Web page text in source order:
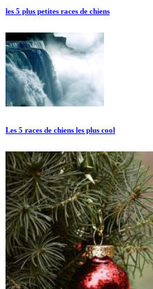
les 5 plus petites races de chiens
Les 5 races de chiens les plus cool